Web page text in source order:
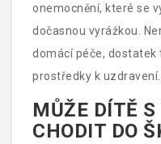
onemocnění, které se
dočasnou vyrážkou.
domácí péče, dostatek
prostředky k
pokud vám lékař
signály, zejména
MŮŽE DÍTĚ
CHODIT DO